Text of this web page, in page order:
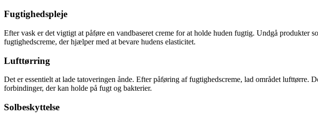
Fugtighedspleje
Efter vask er det vigtigt at påføre en vandbaseret creme for at holde huden fugtig. Undgå
fugtighedscreme, der hjælper med at bevare hudens elasticitet.
Lufttørring
Det er essentielt at lade tatoveringen ånde. Efter påføring af fugtighedscreme, lad området
forbindinger, der kan holde på fugt og bakterier.
Solbeskyttelse